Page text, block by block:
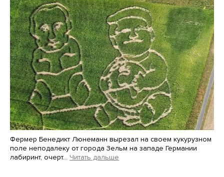
Фермер Бенедикт Люнеманн вырезал на своем кукурузном
поле неподалеку от города Зельм на западе Германии
лабиринт, очерт… Читать дальше